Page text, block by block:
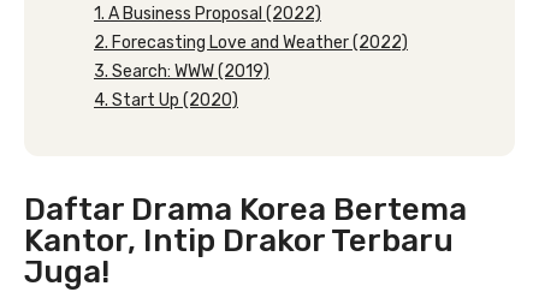
1. A Business Proposal (2022)
2. Forecasting Love and Weather (2022)
3. Search: WWW (2019)
4. Start Up (2020)
Daftar Drama Korea Bertema
Kantor, Intip Drakor Terbaru
Juga!